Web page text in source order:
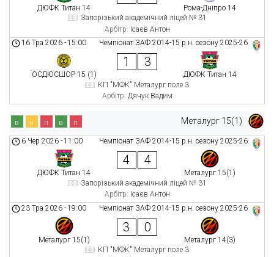
ДЮФК Титан 14
Рома-Дніпро 14
Запорізький академічний ліцей № 31
Арбітр: Ісаєв Антон
Чемпіонат ЗАФ 2014-15 р.н. сезону 2025-26
16 Тра 2026 -15:00
ОСДЮСШОР 15 (1)
1 3
ДЮФК Титан 14
КП "МФК" Металург поле 3
Арбітр: Дячук Вадим
Металург 15(1)
в н п в п
Чемпіонат ЗАФ 2014-15 р.н. сезону 2025-26
6 Чер 2026 -11:00
ДЮФК Титан 14
4 4
Металург 15(1)
Запорізький академічний ліцей № 31
Арбітр: Ісаєв Антон
Чемпіонат ЗАФ 2014-15 р.н. сезону 2025-26
23 Тра 2026 -19:00
Металург 15(1)
3 0
Металург 14(3)
КП "МФК" Металург поле 3